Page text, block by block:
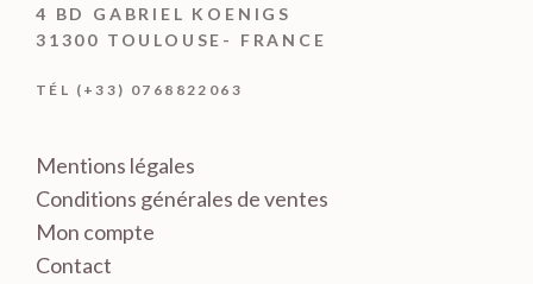
4 BD GABRIEL KOENIGS
31300 TOULOUSE- FRANCE
TÉL (+33) 0768822063
Mentions légales
Conditions générales de ventes
Mon compte
Contact